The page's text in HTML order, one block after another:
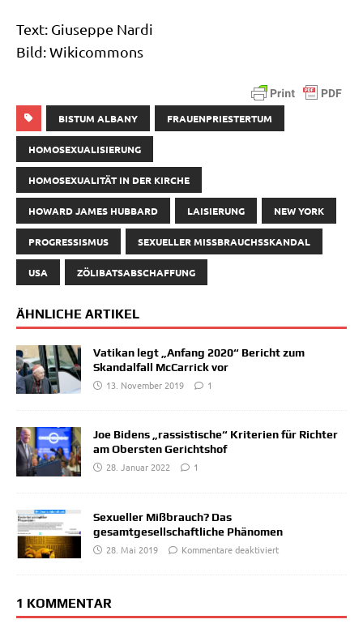
Text: Giu­sep­pe Nar­di
Bild: Wiki­com­mons
BISTUM ALBANY FRAUENPRIESTERTUM
HOMOSEXUALISIERUNG
HOMOSEXUALITÄT IN DER KIRCHE
HOWARD JAMES HUBBARD LAISIERUNG NEW YORK
PROGRESSISMUS SEXUELLER MISSBRAUCHSSKANDAL
USA ZÖLIBATSABSCHAFFUNG
ÄHNLICHE ARTIKEL
Vatikan legt „Anfang 2020“ Bericht zum
Skandalfall McCarrick vor
13. November 2019
1
Joe Bidens „rassistische“ Kriterien für Richter
am Obersten Gerichtshof
28. Januar 2022
1
Sexueller Mißbrauch? Das
gesamtgesellschaftliche Phänomen
28. Mai 2019
Kommentare deaktiviert
1 KOMMENTAR